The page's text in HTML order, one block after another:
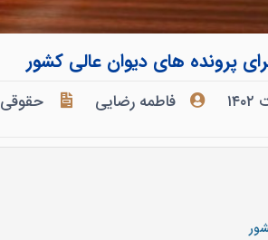
پرونده های دیوان عالی کشور
فاطمه رضایی حقوقی